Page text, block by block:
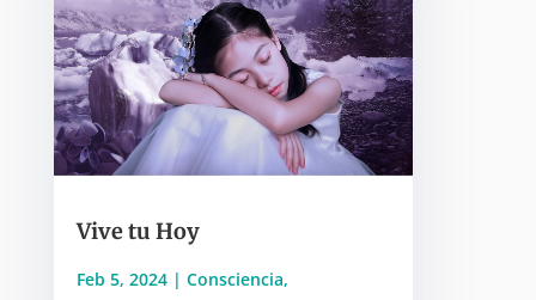
Vive tu Hoy
Feb 5, 2024| Consciencia,